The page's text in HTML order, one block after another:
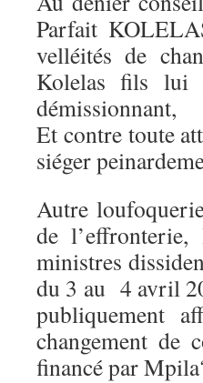
Parfait
velléités de
Kolelas fils lui
démissionnant,
Et contre toute
siéger
Autre
de
ministres
du 3 au 4 avril
publiquement
changement de
financé par